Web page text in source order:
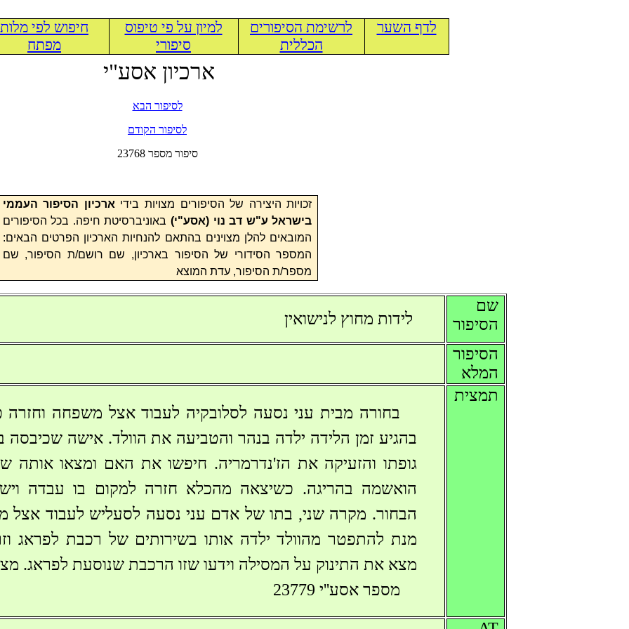
לדף השער
לרשימת הסיפורים
הכללית
למיון על פי טיפוס
סיפורי
חיפוש לפי מלות
מפתח
ארכיון אסע"י
לסיפור הבא
לסיפור הקודם
23768 סיפור מספר
זכויות היצירה של הסיפורים מצויות בידי ארכיון הסיפור העממי
בישראל ע"ש דב נוי (אסע"י) באוניברסיטת חיפה. בכל הסיפורים
המובאים להלן מצוינים בהתאם להנחיות הארכיון הפרטים הבאים:
המספר הסידורי של הסיפור בארכיון, שם רושם/ת הסיפור, שם
מספר/ת הסיפור, עדת המוצא
לידות מחוץ לנישואין
שם
הסיפור
הסיפור
המלא
בחורה מבית עני נסעה לסלובקיה לעבוד אצל משפחה וחזרה
בהגיע זמן הלידה ילדה בנהר והטביעה את הוולד. אישה
גופתו והזעיקה את הז'נדרמריה. חיפשו את האם ומצאו אותה
הואשמה בהריגה. כשיצאה מהכלא חזרה למקום בו עבדה
הבחור. מקרה שני, בתו של אדם עני נסעה לסעליש לעבוד אצל
מנת להתפטר מהוולד ילדה אותו בשירותים של רכבת לפראג
מצא את התינוק על המסילה וידעו שזו הרכבת שנוסעת לפראג.
מספר אסע''י 23779
תמצית